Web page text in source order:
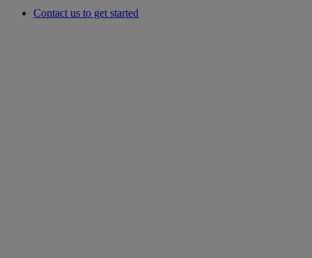
Contact us to get started